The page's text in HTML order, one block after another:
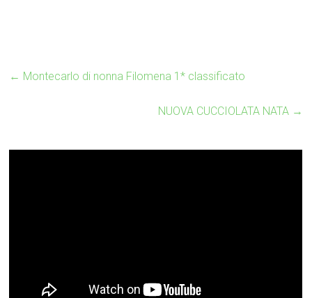
← Montecarlo di nonna Filomena 1* classificato
NUOVA CUCCIOLATA NATA →